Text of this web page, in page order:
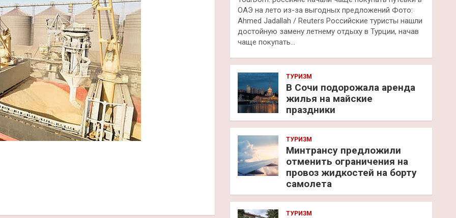
ОАЭ на лето из-за выгодных предложений Фото:
Ahmed Jadallah / Reuters Российские туристы нашли
достойную замену летнему отдыху в Турции, начав
чаще покупать…
ТУРИЗМ
В Сочи подорожала аренда
жилья на майские
праздники
ТУРИЗМ
Минтрансу предложили
отменить ограничения на
провоз жидкостей на борту
самолета
ТУРИЗМ